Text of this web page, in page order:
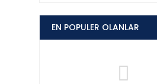
EN POPULER OLANLAR